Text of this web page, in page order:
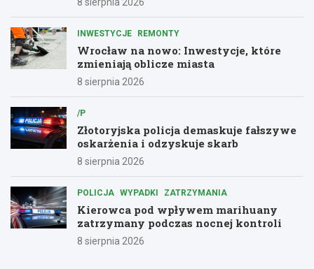
INWESTYCJE REMONTY
Wrocław na nowo: Inwestycje, które
zmieniają oblicze miasta
8 sierpnia 2026
/P
Złotoryjska policja demaskuje fałszywe
oskarżenia i odzyskuje skarb
8 sierpnia 2026
POLICJA WYPADKI ZATRZYMANIA
Kierowca pod wpływem marihuany
zatrzymany podczas nocnej kontroli
8 sierpnia 2026